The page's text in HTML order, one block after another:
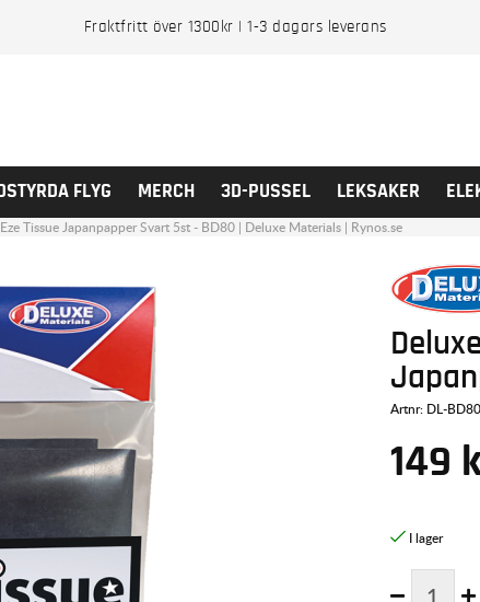
Fraktfritt över 1300kr | 1-3 dagars leverans
FLYG MERCH 3D-PUSSEL LEKSAKER
Eze Tissue Japanpapper Svart 5st - BD80 | Deluxe Materials | Rynos.se
Artnr: DL-
149